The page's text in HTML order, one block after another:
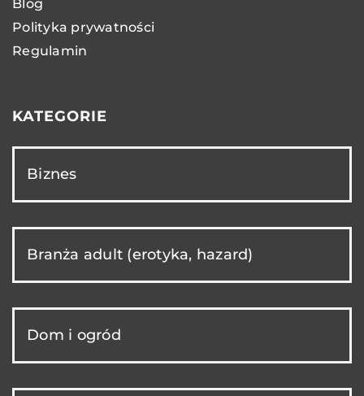
Blog
Polityka prywatności
Regulamin
KATEGORIE
Biznes
Branża adult (erotyka, hazard)
Dom i ogród